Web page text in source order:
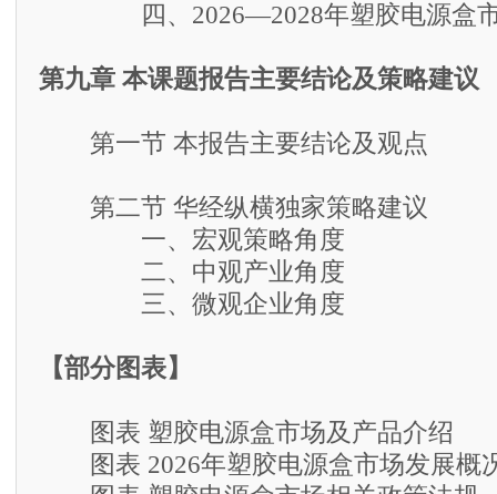
四、2026—2028年塑胶电源盒市
第九章 本课题报告主要结论及策略建议
第一节 本报告主要结论及观点
第二节 华经纵横独家策略建议
一、宏观策略角度
二、中观产业角度
三、微观企业角度
【部分图表】
图表 塑胶电源盒市场及产品介绍
图表 2026年塑胶电源盒市场发展概